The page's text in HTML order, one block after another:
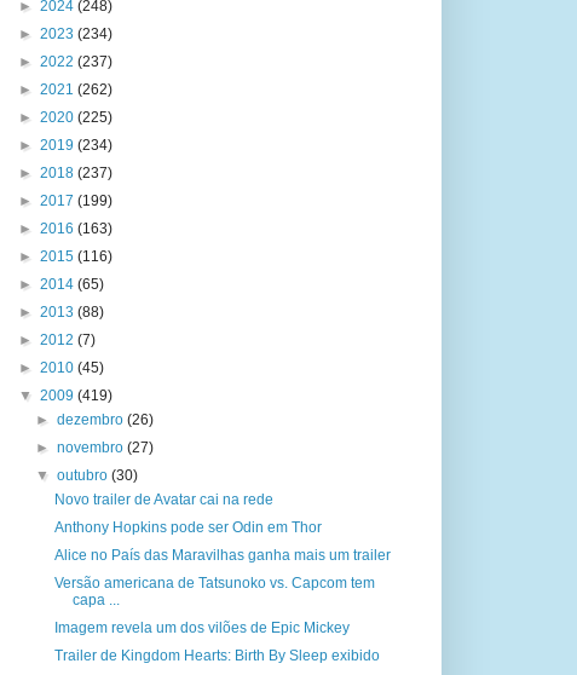
► 2024 (248)
► 2023 (234)
► 2022 (237)
► 2021 (262)
► 2020 (225)
► 2019 (234)
► 2018 (237)
► 2017 (199)
► 2016 (163)
► 2015 (116)
► 2014 (65)
► 2013 (88)
► 2012 (7)
► 2010 (45)
▼ 2009 (419)
►dezembro(26)
►novembro(27)
▼outubro(30)
Novo trailer de Avatar cai na rede
Anthony Hopkins pode ser Odin em Thor
Alice no País das Maravilhas ganha mais um trailer
Versão americana de Tatsunoko vs. Capcom tem
capa ...
Imagem revela um dos vilões de Epic Mickey
Trailer de Kingdom Hearts: Birth By Sleep exibido